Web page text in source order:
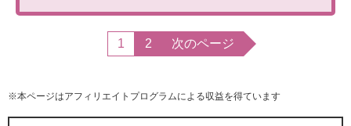
1 2 次のページ
※本ページはアフィリエイトプログラムによる収益を得ています